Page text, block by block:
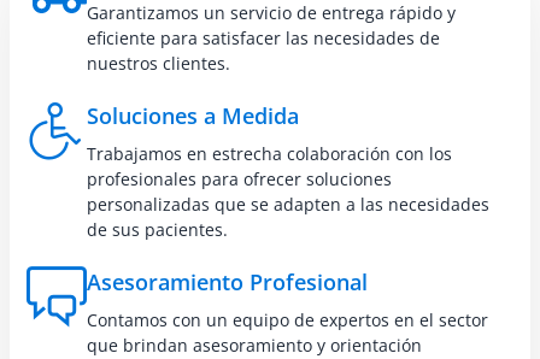
Garantizamos un servicio de entrega rápido y
eficiente para satisfacer las necesidades de
nuestros clientes.
Soluciones a Medida
Trabajamos en estrecha colaboración con los
profesionales para ofrecer soluciones
personalizadas que se adapten a las necesidades
de sus pacientes.
Asesoramiento Profesional
Contamos con un equipo de expertos en el sector
que brindan asesoramiento y orientación